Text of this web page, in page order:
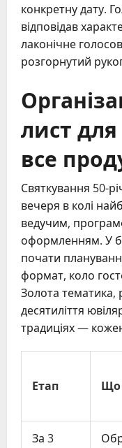
конкретну дату.
відповідав
лаконічне
розгорнутий
лист
все
Святкування 50-
вечеря в колі
ведучим,
оформленням. У
почати
формат, коло
Золота тематика,
десятиліття
традиціях —
Етап Що
За 3